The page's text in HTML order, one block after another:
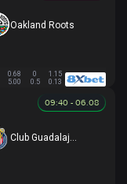
Oakland Roots
0.68 0
1.15
5.00
0.5 0.13
09:40 - 06.08